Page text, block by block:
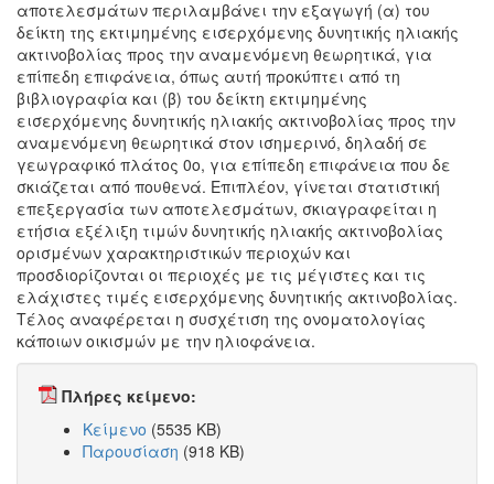
αποτελεσμάτων περιλαμβάνει την εξαγωγή (α) του
δείκτη της εκτιμημένης εισερχόμενης δυνητικής ηλιακής
ακτινοβολίας προς την αναμενόμενη θεωρητικά, για
επίπεδη επιφάνεια, όπως αυτή προκύπτει από τη
βιβλιογραφία και (β) του δείκτη εκτιμημένης
εισερχόμενης δυνητικής ηλιακής ακτινοβολίας προς την
αναμενόμενη θεωρητικά στον ισημερινό, δηλαδή σε
γεωγραφικό πλάτος 0ο, για επίπεδη επιφάνεια που δε
σκιάζεται από πουθενά. Επιπλέον, γίνεται στατιστική
επεξεργασία των αποτελεσμάτων, σκιαγραφείται η
ετήσια εξέλιξη τιμών δυνητικής ηλιακής ακτινοβολίας
ορισμένων χαρακτηριστικών περιοχών και
προσδιορίζονται οι περιοχές με τις μέγιστες και τις
ελάχιστες τιμές εισερχόμενης δυνητικής ακτινοβολίας.
Τέλος αναφέρεται η συσχέτιση της ονοματολογίας
κάποιων οικισμών με την ηλιοφάνεια.
Πλήρες κείμενο:
Κείμενο (5535 KB)
Παρουσίαση (918 KB)